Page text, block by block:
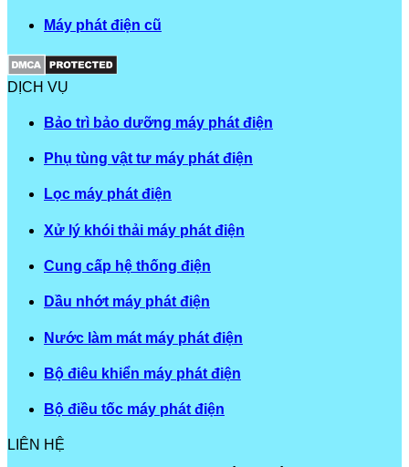
Máy phát điện cũ
DỊCH VỤ
Bảo trì bảo dưỡng máy phát điện
Phụ tùng vật tư máy phát điện
Lọc máy phát điện
Xử lý khói thải máy phát điện
Cung cấp hệ thống điện
Dầu nhớt máy phát điện
Nước làm mát máy phát điện
Bộ điêu khiển máy phát điện
Bộ điều tốc máy phát điện
LIÊN HỆ